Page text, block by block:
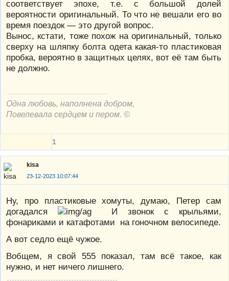
соответствует эпохе, т.е. с большой долей
вероятности оригинальный. То что не вешали его во
время поездок — это другой вопрос.
Вынос, кстати, тоже похож на оригинальный, только
сверху на шляпку болта одета какая-то пластиковая
пробка, вероятно в защитных целях, вот её там быть
не должно.
Одна любовь, наполнена добром,
Повелевала сердцем и пером. ©
1
kisa
23-12-2023 10:07:44
Ну, про пластиковые хомуты, думаю, Петер сам
догадался
И звонок с крыльями,
фонариками и катафотами на гоночном велосипеде.
А вот седло ещё чужое.
Вобщем, я свой 555 показал, там всё такое, как
нужно, и нет ничего лишнего.